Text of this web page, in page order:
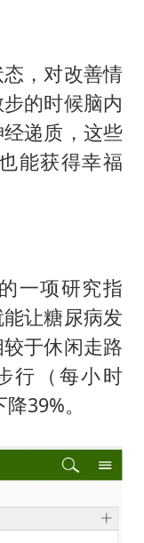
，对改善情
的时候脑内
递质，这些
能获得幸福
一项研究指
让糖尿病发
于休闲走路
行（每小时
39%。